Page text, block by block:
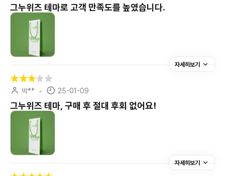
그누위즈 테마로 고객 만족도를 높였습니다.
자세히보기
박** 25-01-09
그누위즈 테마, 구매 후 절대 후회 없어요!
자세히보기